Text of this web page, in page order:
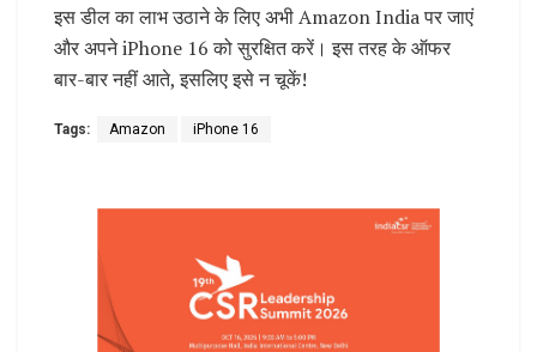
इस डील का लाभ उठाने के लिए अभी Amazon India पर जाएं
और अपने iPhone 16 को सुरक्षित करें। इस तरह के ऑफर
बार-बार नहीं आते, इसलिए इसे न चूकें!
Tags: Amazon iPhone 16